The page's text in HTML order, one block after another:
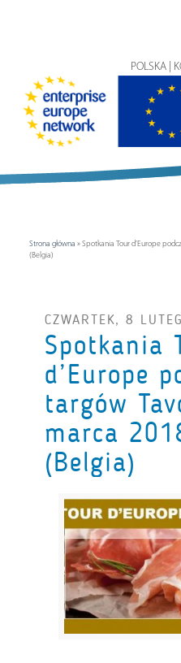
POLSKA |
Strona główna »Spotkania Tour d’Europe
(Belgia)
CZWARTEK, 8
Spotkania
d’Europe
targów
marca
(Belgia)